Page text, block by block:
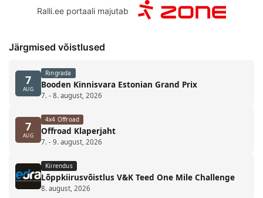
Ralli.ee portaali majutab
Järgmised võistlused
7
AUG
Ringrada
Booden Kinnisvara Estonian Grand Prix
7. - 8. august, 2026
7
AUG
4x4 Offroad
Offroad Klaperjaht
7. - 9. august, 2026
Kiirendus
Lõppkiirusvõistlus V&K Teed One Mile Challenge
8. august, 2026